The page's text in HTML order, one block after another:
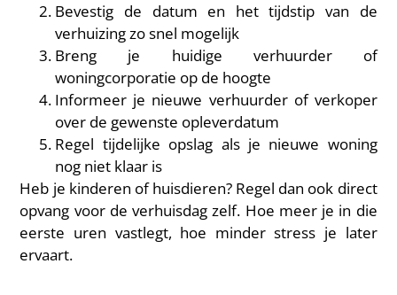
Bevestig de datum en het tijdstip van de
verhuizing zo snel mogelijk
Breng je huidige verhuurder of
woningcorporatie op de hoogte
Informeer je nieuwe verhuurder of verkoper
over de gewenste opleverdatum
Regel tijdelijke opslag als je nieuwe woning
nog niet klaar is
Heb je kinderen of huisdieren? Regel dan ook direct
opvang voor de verhuisdag zelf. Hoe meer je in die
eerste uren vastlegt, hoe minder stress je later
ervaart.